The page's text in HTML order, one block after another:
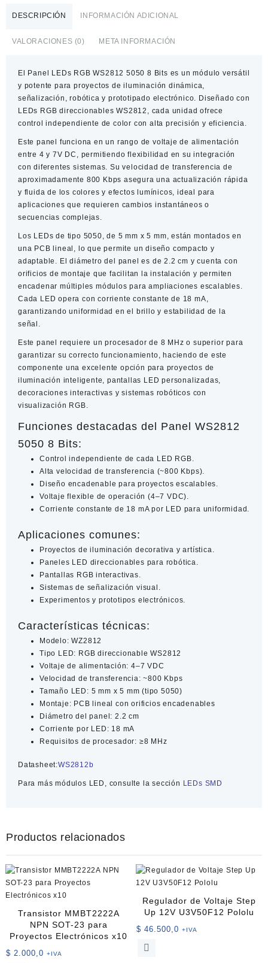
DESCRIPCIÓN INFORMACIÓN ADICIONAL
VALORACIONES (0) META INFORMACIÓN
El Panel LEDs RGB WS2812 5050 8 Bits es un módulo versátil
y potente para proyectos de iluminación dinámica,
señalización, robótica y prototipado electrónico. Diseñado con
LEDs RGB direccionables WS2812, cada unidad ofrece
control independiente de color con alta precisión y eficiencia.
Este panel funciona en un rango de voltaje de alimentación
entre 4 y 7V DC, permitiendo flexibilidad en su integración
con diferentes sistemas. Su velocidad de transferencia de
aproximadamente 800 Kbps asegura una actualización rápida
y fluida de los colores y efectos lumínicos, ideal para
aplicaciones que requieren cambios instantáneos o
secuencias complejas.
Los LEDs de tipo 5050, de 5 mm x 5 mm, están montados en
una PCB lineal, lo que permite un diseño compacto y
adaptable. El diámetro del panel es de 2.2 cm y cuenta con
orificios de montaje que facilitan la instalación y permiten
encadenar múltiples módulos para ampliaciones escalables.
Cada LED opera con corriente constante de 18 mA,
garantizando uniformidad en el brillo y estabilidad de la
señal.
Este panel requiere un procesador de 8 MHz o superior para
garantizar su correcto funcionamiento, haciendo de este
componente una excelente opción para proyectos de
iluminación inteligente, pantallas LED personalizadas,
decoraciones interactivas y sistemas robóticos con
visualización RGB.
Funciones destacadas del Panel WS2812
5050 8 Bits:
Control independiente de cada LED RGB.
Alta velocidad de transferencia (~800 Kbps).
Diseño encadenable para proyectos escalables.
Voltaje flexible de operación (4–7 VDC).
Corriente constante de 18 mA por LED para uniformidad.
Aplicaciones comunes:
Proyectos de iluminación decorativa y artística.
Paneles LED direccionables para robótica.
Pantallas RGB interactivas.
Sistemas de señalización visual.
Experimentos y prototipos electrónicos.
Características técnicas:
Modelo: WZ2812
Tipo LED: RGB direccionable WS2812
Voltaje de alimentación: 4–7 VDC
Velocidad de transferencia: ~800 Kbps
Tamaño LED: 5 mm x 5 mm (tipo 5050)
Montaje: PCB lineal con orificios encadenables
Diámetro del panel: 2.2 cm
Corriente por LED: 18 mA
Requisitos de procesador: ≥8 MHz
Datasheet:WS2812b
Para más módulos LED, consulte la sección LEDs SMD
Productos relacionados
Transistor MMBT2222A
NPN SOT-23 para
Proyectos Electrónicos x10
$ 2.000,0 +IVA
Regulador de Voltaje Step
Up 12V U3V50F12 Pololu
$ 46.500,0 +IVA